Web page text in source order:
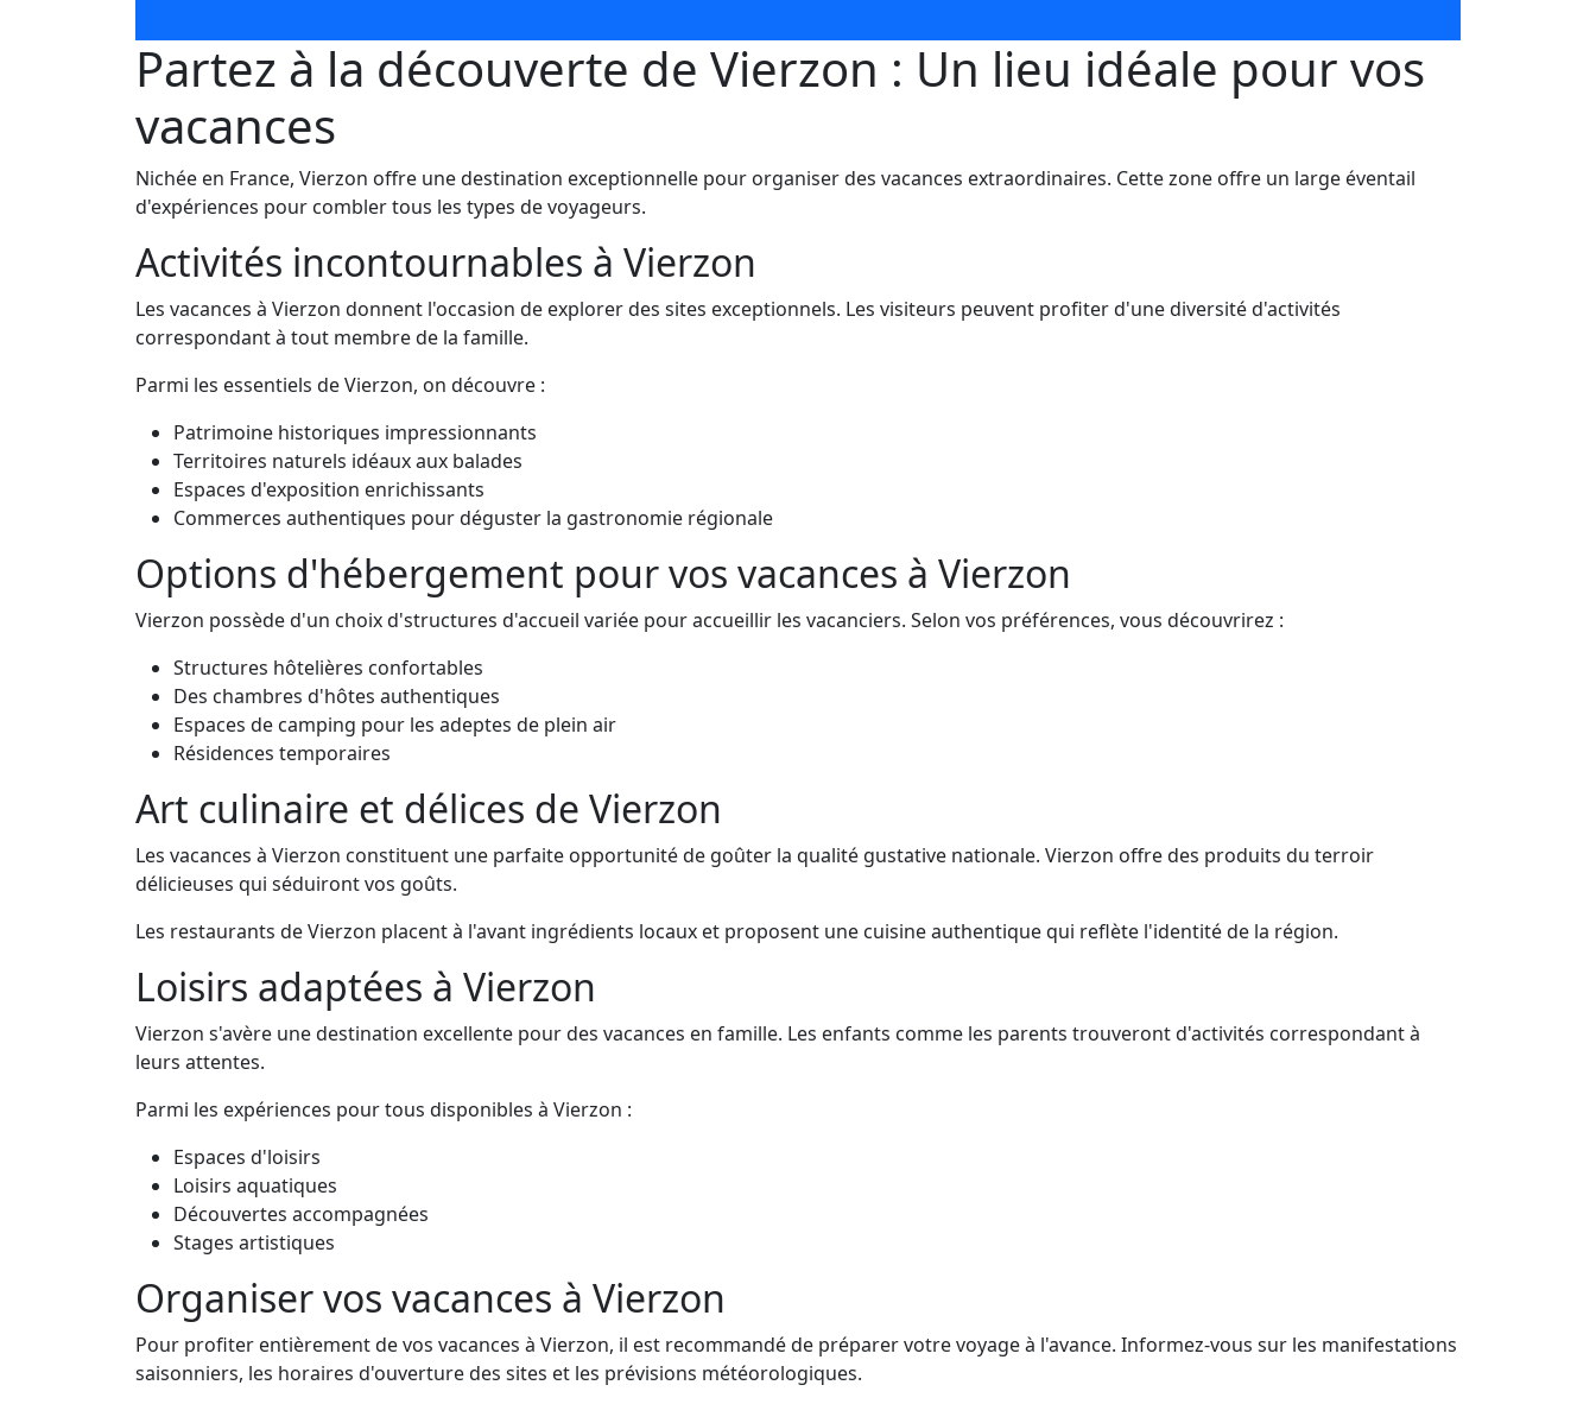
Partez à la découverte de Vierzon : Un lieu idéale pour vos
vacances
Nichée en France, Vierzon offre une destination exceptionnelle pour organiser des vacances extraordinaires. Cette zone offre un large éventail
d'expériences pour combler tous les types de voyageurs.
Activités incontournables à Vierzon
Les vacances à Vierzon donnent l'occasion de explorer des sites exceptionnels. Les visiteurs peuvent profiter d'une diversité d'activités
correspondant à tout membre de la famille.
Parmi les essentiels de Vierzon, on découvre :
Patrimoine historiques impressionnants
Territoires naturels idéaux aux balades
Espaces d'exposition enrichissants
Commerces authentiques pour déguster la gastronomie régionale
Options d'hébergement pour vos vacances à Vierzon
Vierzon possède d'un choix d'structures d'accueil variée pour accueillir les vacanciers. Selon vos préférences, vous découvrirez :
Structures hôtelières confortables
Des chambres d'hôtes authentiques
Espaces de camping pour les adeptes de plein air
Résidences temporaires
Art culinaire et délices de Vierzon
Les vacances à Vierzon constituent une parfaite opportunité de goûter la qualité gustative nationale. Vierzon offre des produits du terroir
délicieuses qui séduiront vos goûts.
Les restaurants de Vierzon placent à l'avant ingrédients locaux et proposent une cuisine authentique qui reflète l'identité de la région.
Loisirs adaptées à Vierzon
Vierzon s'avère une destination excellente pour des vacances en famille. Les enfants comme les parents trouveront d'activités correspondant à
leurs attentes.
Parmi les expériences pour tous disponibles à Vierzon :
Espaces d'loisirs
Loisirs aquatiques
Découvertes accompagnées
Stages artistiques
Organiser vos vacances à Vierzon
Pour profiter entièrement de vos vacances à Vierzon, il est recommandé de préparer votre voyage à l'avance. Informez-vous sur les manifestations
saisonniers, les horaires d'ouverture des sites et les prévisions météorologiques.